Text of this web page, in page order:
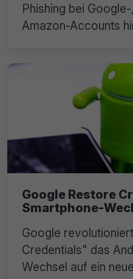
Phishing bei
Amazon-Accounts
Google Restore
Smartphone-
Google
Credentials" das
Wechsel auf ein